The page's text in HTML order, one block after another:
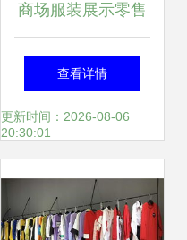
商场服装展示零售
店的未来趋势与经
营策略
查看详情
更新时间：2026-08-06
20:30:01